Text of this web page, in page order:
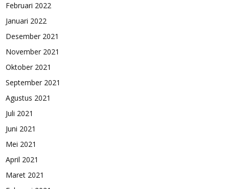
Februari 2022
Januari 2022
Desember 2021
November 2021
Oktober 2021
September 2021
Agustus 2021
Juli 2021
Juni 2021
Mei 2021
April 2021
Maret 2021